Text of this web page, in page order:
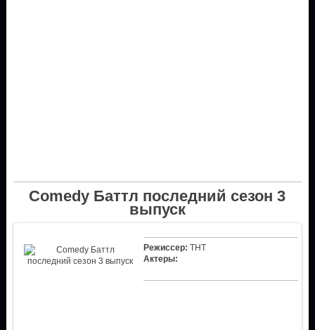
Comedy Баттл последний сезон 3
выпуск
Режиссер: ТНТ
Актеры: